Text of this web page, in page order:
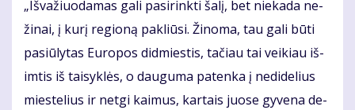
„Iš­va­žiuo­da­mas ga­li pa­si­rink­ti ša­lį, bet nie­ka­da ne­
ži­nai, į ku­rį re­gio­ną pa­kliū­si. Ži­no­ma, tau ga­li bū­ti
pa­siū­ly­tas Eu­ro­pos did­mies­tis, ta­čiau tai vei­kiau iš­
im­tis iš tai­syk­lės, o dau­gu­ma pa­ten­ka į ne­di­de­lius
mies­te­lius ir net­gi kai­mus, kar­tais juo­se gy­ve­na de­